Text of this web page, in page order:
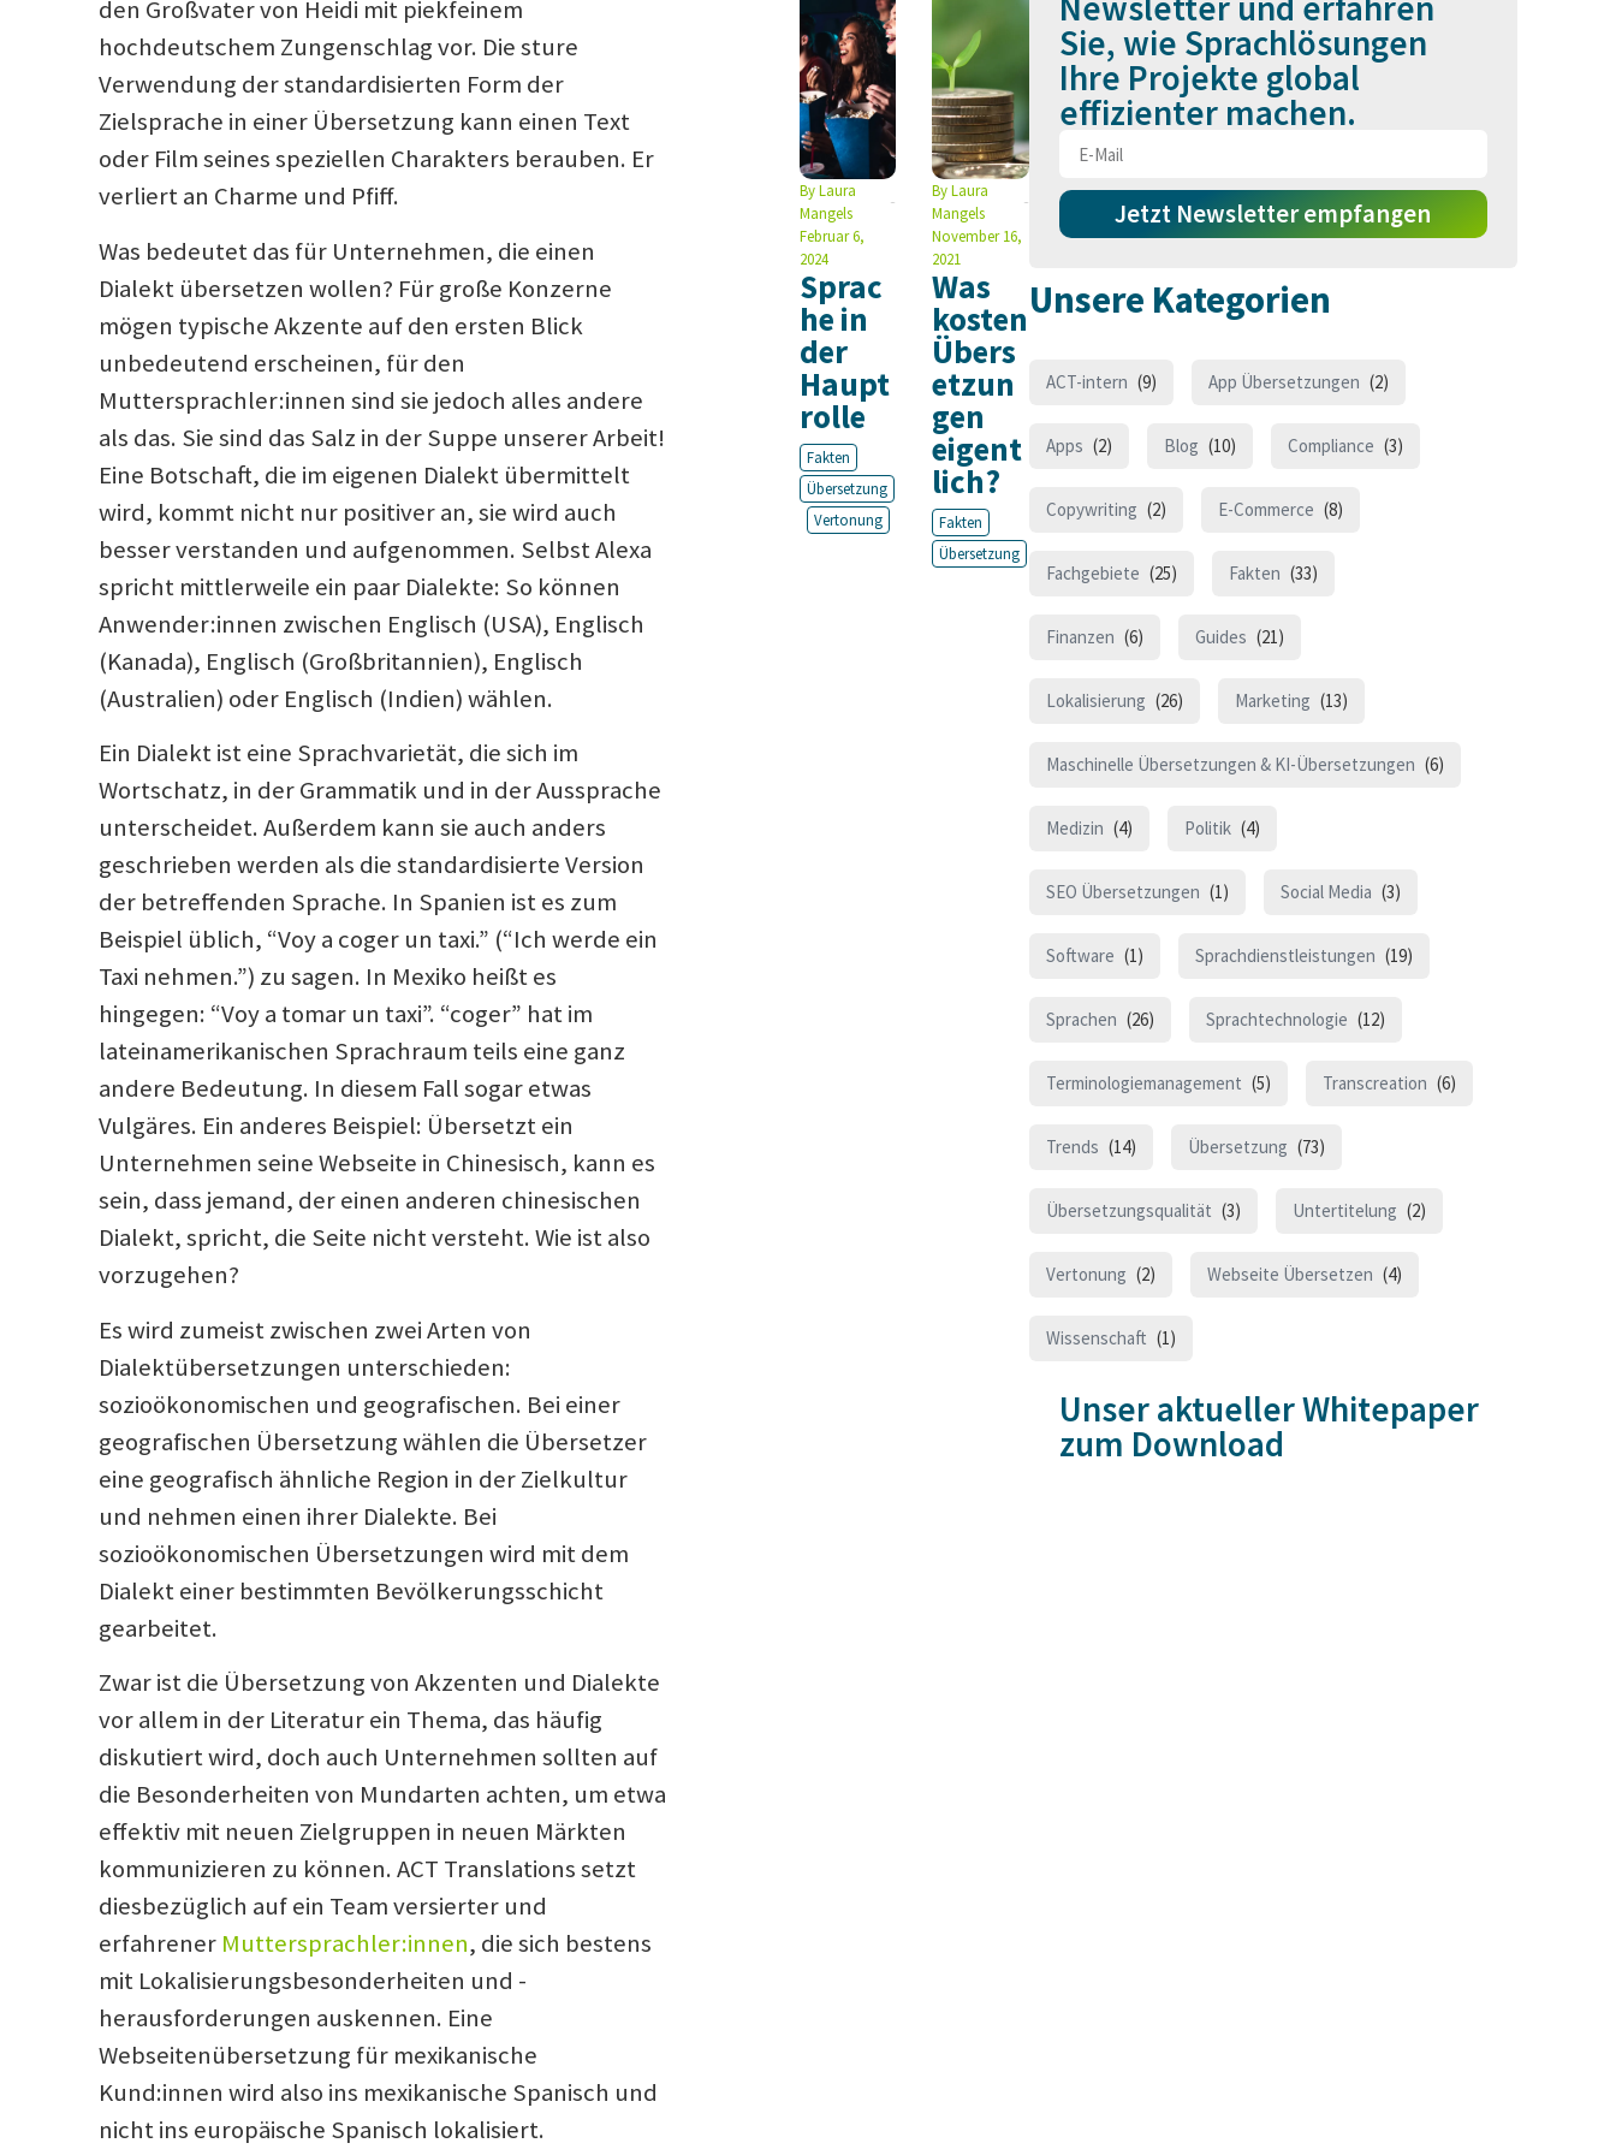
den Großvater von Heidi mit piekfeinem
hochdeutschem Zungenschlag vor. Die sture
Verwendung der standardisierten Form der
Zielsprache in einer Übersetzung kann einen Text
oder Film seines speziellen Charakters berauben. Er
verliert an Charme und Pfiff.
Was bedeutet das für Unternehmen, die einen
Dialekt übersetzen wollen? Für große Konzerne
mögen typische Akzente auf den ersten Blick
unbedeutend erscheinen, für den
Muttersprachler:innen sind sie jedoch alles andere
als das. Sie sind das Salz in der Suppe unserer Arbeit!
Eine Botschaft, die im eigenen Dialekt übermittelt
wird, kommt nicht nur positiver an, sie wird auch
besser verstanden und aufgenommen. Selbst Alexa
spricht mittlerweile ein paar Dialekte: So können
Anwender:innen zwischen Englisch (USA), Englisch
(Kanada), Englisch (Großbritannien), Englisch
(Australien) oder Englisch (Indien) wählen.
Ein Dialekt ist eine Sprachvarietät, die sich im
Wortschatz, in der Grammatik und in der Aussprache
unterscheidet. Außerdem kann sie auch anders
geschrieben werden als die standardisierte Version
der betreffenden Sprache. In Spanien ist es zum
Beispiel üblich, “Voy a coger un taxi.” (“Ich werde ein
Taxi nehmen.”) zu sagen. In Mexiko heißt es
hingegen: “Voy a tomar un taxi”. “coger” hat im
lateinamerikanischen Sprachraum teils eine ganz
andere Bedeutung. In diesem Fall sogar etwas
Vulgäres. Ein anderes Beispiel: Übersetzt ein
Unternehmen seine Webseite in Chinesisch, kann es
sein, dass jemand, der einen anderen chinesischen
Dialekt, spricht, die Seite nicht versteht. Wie ist also
vorzugehen?
Es wird zumeist zwischen zwei Arten von
Dialektübersetzungen unterschieden:
sozioökonomischen und geografischen. Bei einer
geografischen Übersetzung wählen die Übersetzer
eine geografisch ähnliche Region in der Zielkultur
und nehmen einen ihrer Dialekte. Bei
sozioökonomischen Übersetzungen wird mit dem
Dialekt einer bestimmten Bevölkerungsschicht
gearbeitet.
Zwar ist die Übersetzung von Akzenten und Dialekte
vor allem in der Literatur ein Thema, das häufig
diskutiert wird, doch auch Unternehmen sollten auf
die Besonderheiten von Mundarten achten, um etwa
effektiv mit neuen Zielgruppen in neuen Märkten
kommunizieren zu können. ACT Translations setzt
diesbezüglich auf ein Team versierter und
erfahrener Muttersprachler:innen, die sich bestens
mit Lokalisierungsbesonderheiten und -
herausforderungen auskennen. Eine
Webseitenübersetzung für mexikanische
Kund:innen wird also ins mexikanische Spanisch und
nicht ins europäische Spanisch lokalisiert.
ByLaura
Mangels
Februar 6,
2024
Sprac
he in
der
Haupt
rolle
Fakten
Übersetzung
Vertonung
ByLaura
Mangels
November 16,
2021
Was
kosten
Übers
etzun
gen
eigent
lich?
Fakten
Übersetzung
Sie, wie Sprachlösungen
Ihre Projekte global
effizienter machen.
Jetzt Newsletter empfangen
Unsere Kategorien
ACT-intern (9) App Übersetzungen (2)
Apps (2) Blog (10) Compliance (3)
Copywriting (2) E-Commerce (8)
Fachgebiete (25) Fakten (33)
Finanzen (6) Guides (21)
Lokalisierung (26) Marketing (13)
Maschinelle Übersetzungen & KI-Übersetzungen (6)
Medizin (4) Politik (4)
SEO Übersetzungen (1) Social Media (3)
Software (1) Sprachdienstleistungen (19)
Sprachen (26) Sprachtechnologie (12)
Terminologiemanagement (5) Transcreation (6)
Trends (14) Übersetzung (73)
Übersetzungsqualität (3) Untertitelung (2)
Vertonung (2) Webseite Übersetzen (4)
Wissenschaft (1)
Unser aktueller Whitepaper
zum Download